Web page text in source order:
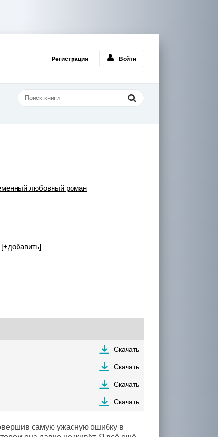
Регистрация Войти
любовный роман
[+добавить]
Скачать
Скачать
Скачать
Скачать
самую ужасную ошибку в